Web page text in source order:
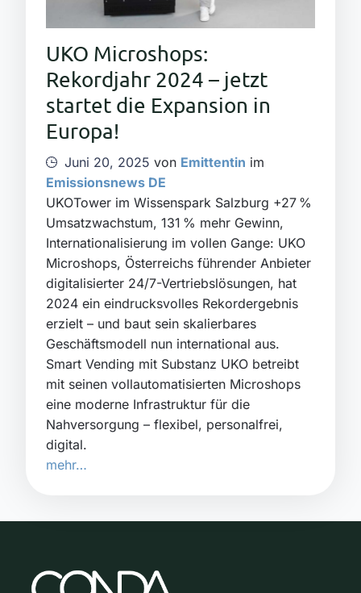
UKO Microshops:
Rekordjahr 2024 – jetzt
startet die Expansion in
Europa!
Juni 20, 2025 von Emittentin im
Emissionsnews DE
UKOTower im Wissenspark Salzburg +27 %
Umsatzwachstum, 131 % mehr Gewinn,
Internationalisierung im vollen Gange: UKO
Microshops, Österreichs führender Anbieter
digitalisierter 24/7-Vertriebslösungen, hat
2024 ein eindrucksvolles Rekordergebnis
erzielt – und baut sein skalierbares
Geschäftsmodell nun international aus.
Smart Vending mit Substanz UKO betreibt
mit seinen vollautomatisierten Microshops
eine moderne Infrastruktur für die
Nahversorgung – flexibel, personalfrei,
digital.
mehr…